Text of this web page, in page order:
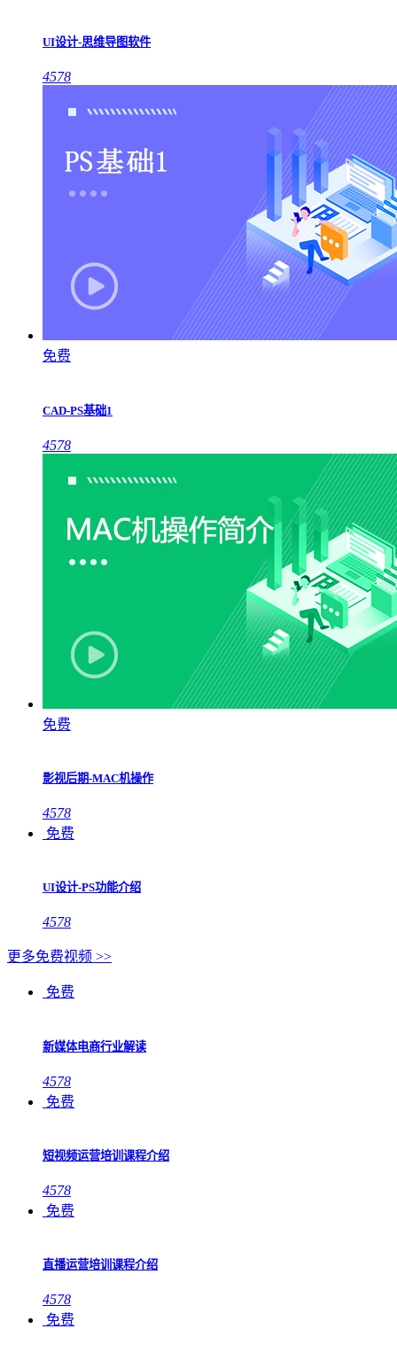
UI设计-思维导图软件
4578
免费
CAD-PS基础1
4578
免费
影视后期-MAC机操作
4578
免费
UI设计-PS功能介绍
4578
更多免费视频 >>
免费
新媒体电商行业解读
4578
免费
短视频运营培训课程介绍
4578
免费
直播运营培训课程介绍
4578
免费